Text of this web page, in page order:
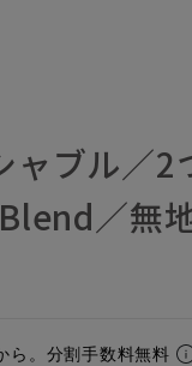
ャブル／2
／無
ら。分割手数料無料